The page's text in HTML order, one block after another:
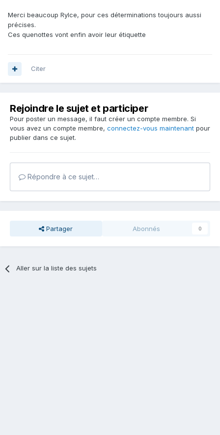
Merci beaucoup Rylce, pour ces déterminations toujours aussi
précises.
Ces quenottes vont enfin avoir leur étiquette
Citer
Rejoindre le sujet et participer
Pour poster un message, il faut créer un compte membre. Si
vous avez un compte membre, connectez-vous maintenant pour
publier dans ce sujet.
Répondre à ce sujet…
Partager Abonnés 0
Aller sur la liste des sujets